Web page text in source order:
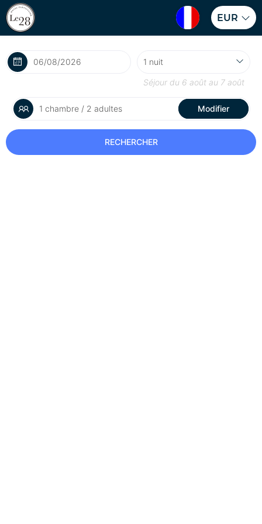
EUR
Séjour du 6 août au 7 août
1 chambre / 2 adultes Modifier